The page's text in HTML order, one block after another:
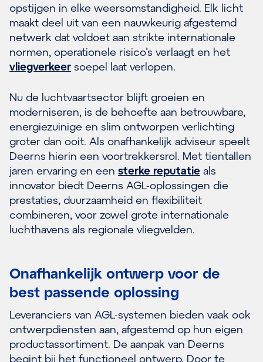
opstijgen in elke weersomstandigheid. Elk licht
maakt deel uit van een nauwkeurig afgestemd
netwerk dat voldoet aan strikte internationale
normen, operationele risico’s verlaagt en het
vliegverkeer soepel laat verlopen.
Nu de luchtvaartsector blijft groeien en
moderniseren, is de behoefte aan betrouwbare,
energiezuinige en slim ontworpen verlichting
groter dan ooit. Als onafhankelijk adviseur speelt
Deerns hierin een voortrekkersrol. Met tientallen
jaren ervaring en een sterke reputatie als
innovator biedt Deerns AGL-oplossingen die
prestaties, duurzaamheid en flexibiliteit
combineren, voor zowel grote internationale
luchthavens als regionale vliegvelden.
Onafhankelijk ontwerp voor de
best passende oplossing
Leveranciers van AGL-systemen bieden vaak ook
ontwerpdiensten aan, afgestemd op hun eigen
productassortiment. De aanpak van Deerns
begint bij het functioneel ontwerp. Door te